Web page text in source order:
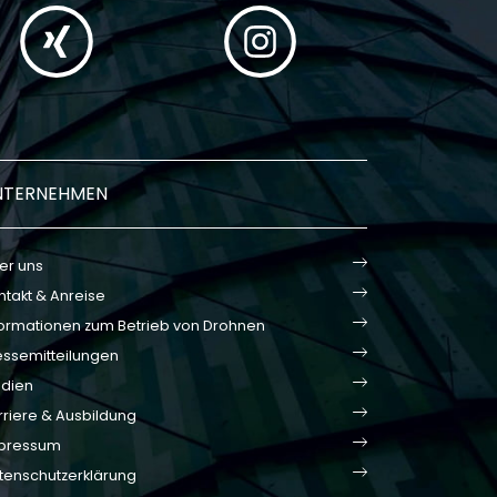
uns
& Anreise
zum Betrieb von Drohnen
& Ausbildung